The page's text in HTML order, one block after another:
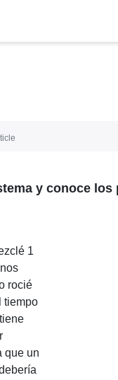
y conoce
1
rocié
tiempo
que un